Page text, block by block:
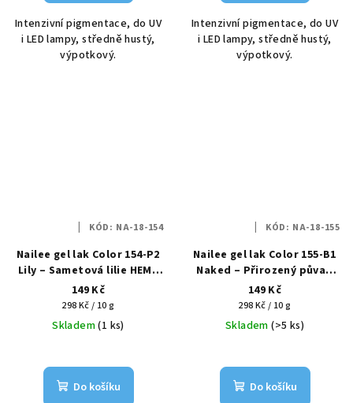
Intenzivní pigmentace, do UV
i LED lampy, středně hustý,
výpotkový.
Intenzivní pigmentace, do UV
i LED lampy, středně hustý,
výpotkový.
Nailee gel lak Color 154-P2
Lily – Sametová lilie HEMA
Free 6g
149 Kč
Měrná
cena:
298 Kč / 10 g
Skladem(1 ks)
Do košíku
KÓD: NA-18-154
Nailee gel lak Color 155-B1
Naked – Přirozený půvab
HEMA Free 6g
149 Kč
Měrná
cena:
298 Kč / 10 g
Skladem(>5 ks)
Do košíku
KÓD: NA-18-155